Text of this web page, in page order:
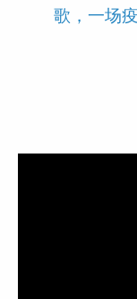
歌，一场